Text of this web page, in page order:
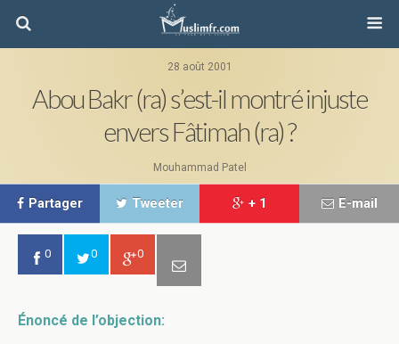
28 août 2001
Abou Bakr (ra) s’est-il montré injuste
envers Fâtimah (ra) ?
Mouhammad Patel
Partager Tweeter + 1 E-mail
0 0 0
Énoncé de l’objection: